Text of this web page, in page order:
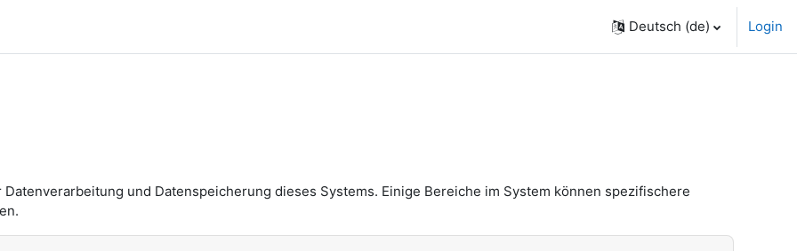
Deutsch ‎(de)‎ Login
und Datenspeicherung dieses Systems. Einige Bereiche im System können spezifischere